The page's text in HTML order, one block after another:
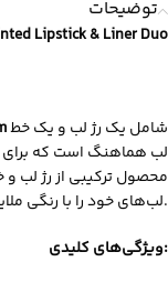
توضیحات
Lipstick & Liner Duo
لب هماهنگ است که
محصول ترکیبی از رژ لب
لب‌های خود را با رنگی ملایم و در عین حال با تعریفی زیبا و دقیق آرایش کنید.
ویژگی‌های کلیدی: